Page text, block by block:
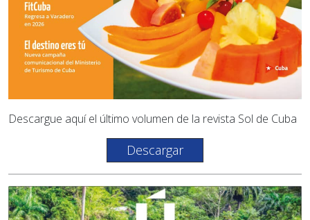
Descargue aquí el último volumen de la revista Sol de Cuba
Descargar